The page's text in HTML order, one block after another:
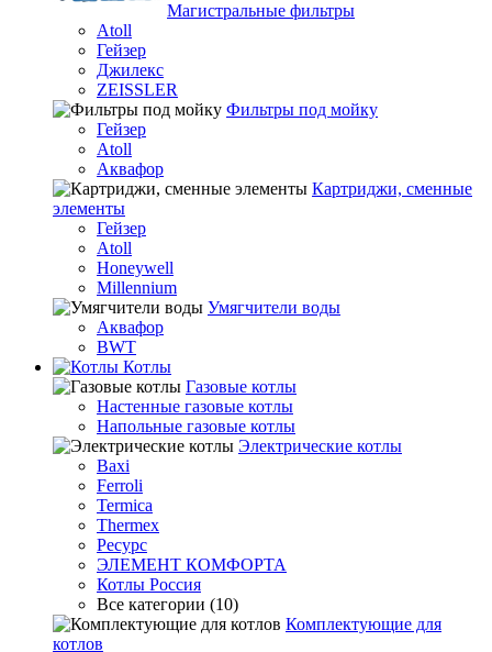
Магистральные фильтры
Atoll
Гейзер
Джилекс
ZEISSLER
Фильтры под мойку
Гейзер
Atoll
Аквафор
Картриджи, сменные
элементы
Гейзер
Atoll
Honeywell
Millennium
Умягчители воды
Аквафор
BWT
Котлы
Гaзовые котлы
Настенные газовые котлы
Напольные газовые котлы
Электрические котлы
Baxi
Ferroli
Termica
Thermex
Ресурс
ЭЛЕМЕНТ КОМФОРТА
Котлы Россия
Все категории (10)
Комплектующие для
котлов